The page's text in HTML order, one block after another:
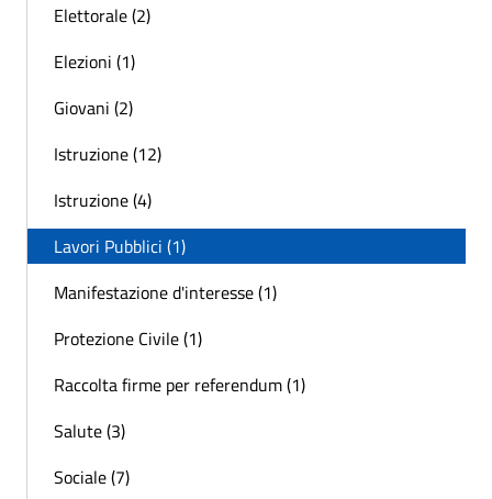
Elettorale (2)
Elezioni (1)
Giovani (2)
Istruzione (12)
Istruzione (4)
Lavori Pubblici (1)
Manifestazione d'interesse (1)
Protezione Civile (1)
Raccolta firme per referendum (1)
Salute (3)
Sociale (7)